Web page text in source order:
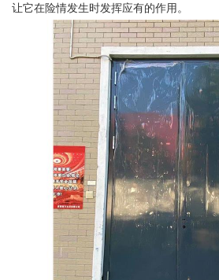
让它在险情发生时发挥应有的作用。